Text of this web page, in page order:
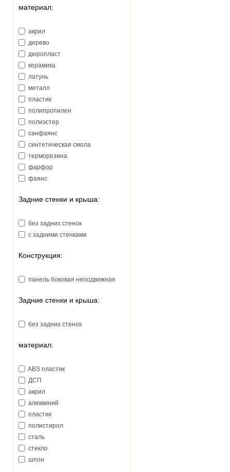
Primera (Италия)
слив-перелив
шторка
материал:
акрил
дерево
дюропласт
керамика
латунь
металл
пластик
полипропилен
полиэстер
санфаянс
синтетическая смола
терморезина
фарфор
фаянс
Задние стенки и крыша:
без задних стенок
с задними стенками
Конструкция:
панель боковая неподвижная
Задние стенки и крыша:
без задних стенок
материал:
ABS пластик
ДСП
акрил
алюминий
пластик
полистирол
сталь
стекло
шпон